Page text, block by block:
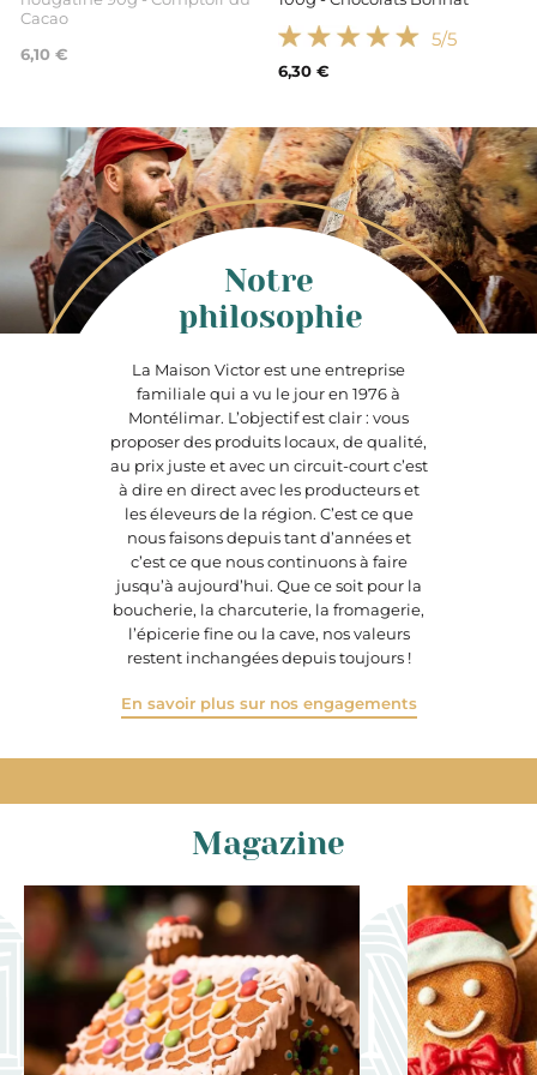
Cacao
6,10 €
5/5
6,30 €
La Maison Victor est une entreprise
familiale qui a vu le jour en 1976 à
Montélimar. L’objectif est clair : vous
proposer des produits locaux, de qualité,
au prix juste et avec un circuit-court c’est
à dire en direct avec les producteurs et
les éleveurs de la région. C’est ce que
nous faisons depuis tant d’années et
c’est ce que nous continuons à faire
jusqu’à aujourd’hui. Que ce soit pour la
boucherie, la charcuterie, la fromagerie,
l’épicerie fine ou la cave, nos valeurs
restent inchangées depuis toujours !
En savoir plus sur nos engagements
Notre
philosophie
Magazine